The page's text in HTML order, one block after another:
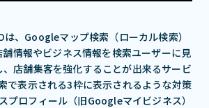
は、Googleマップ検索（ローカル検索）
情報やビジネス情報を検索ユーザーに⾒
店舗集客を強化することが出来るサービ
で表⽰される3枠に表⽰されるような対策
プロフィール（旧Googleマイビジネス）